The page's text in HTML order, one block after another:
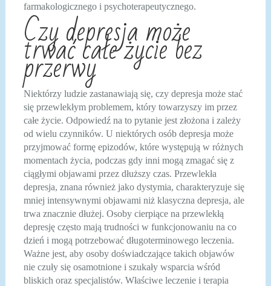
farmakologicznego i psychoterapeutycznego.
Czy depresja może
trwać całe życie bez
przerwy
Niektórzy ludzie zastanawiają się, czy depresja może stać
się przewlekłym problemem, który towarzyszy im przez
całe życie. Odpowiedź na to pytanie jest złożona i zależy
od wielu czynników. U niektórych osób depresja może
przyjmować formę epizodów, które występują w różnych
momentach życia, podczas gdy inni mogą zmagać się z
ciągłymi objawami przez dłuższy czas. Przewlekła
depresja, znana również jako dystymia, charakteryzuje się
mniej intensywnymi objawami niż klasyczna depresja, ale
trwa znacznie dłużej. Osoby cierpiące na przewlekłą
depresję często mają trudności w funkcjonowaniu na co
dzień i mogą potrzebować długoterminowego leczenia.
Ważne jest, aby osoby doświadczające takich objawów
nie czuły się osamotnione i szukały wsparcia wśród
bliskich oraz specjalistów. Właściwe leczenie i terapia